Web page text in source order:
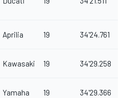
Aprilia 19 34'24.761
Kawasaki 19 34'29.258
Yamaha 19 34'29.366